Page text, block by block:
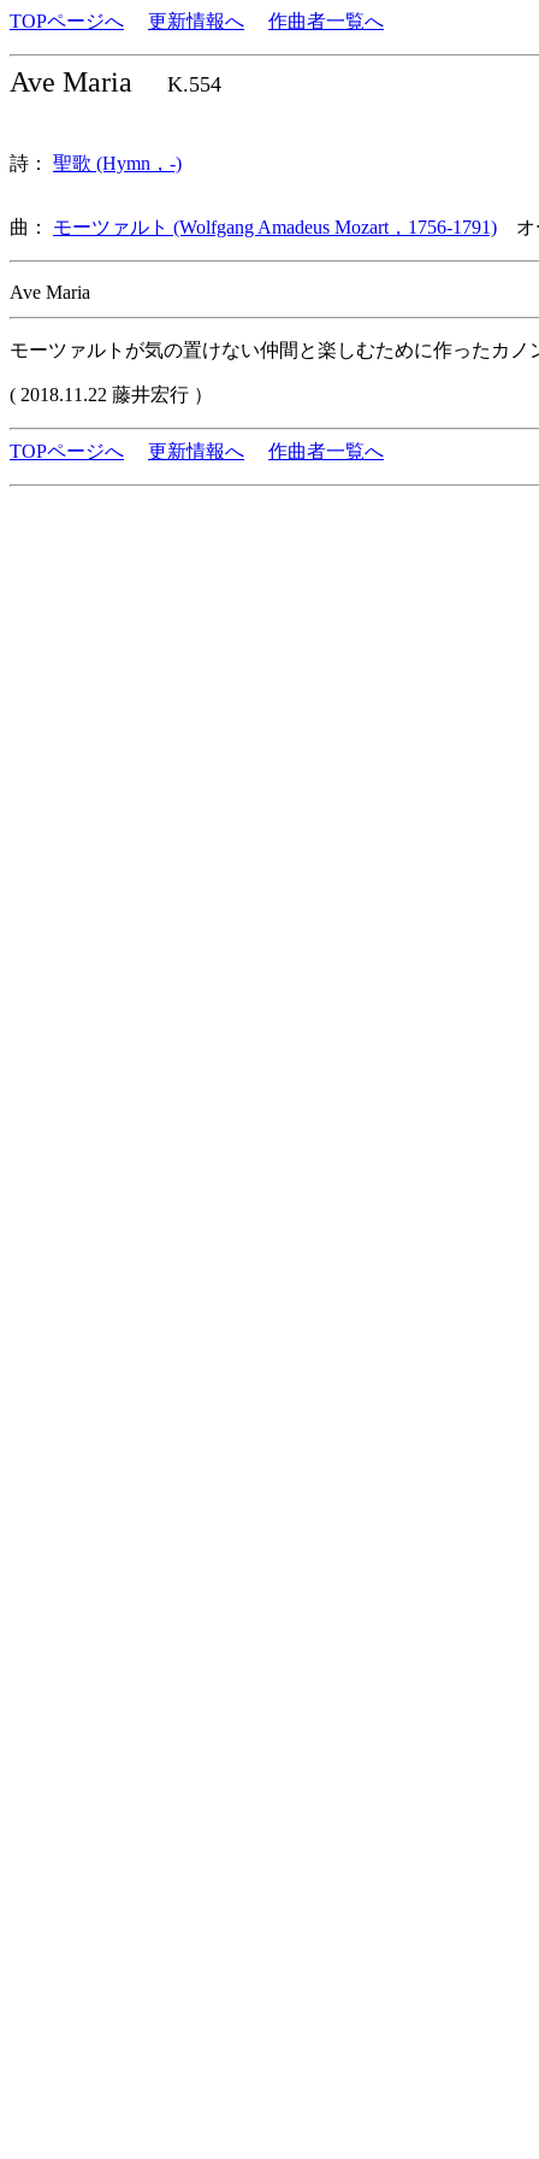
TOPページへ 更新情報へ 作曲者一覧へ
Ave Maria K.554
詩： 聖歌 (Hymn，-)
曲： モーツァルト (Wolfgang Amadeus Mozart，1756-1791) オ
Ave Maria
モーツァルトが気の置けない仲間と楽しむために作ったカ
( 2018.11.22 藤井宏行 ）
TOPページへ 更新情報へ 作曲者一覧へ